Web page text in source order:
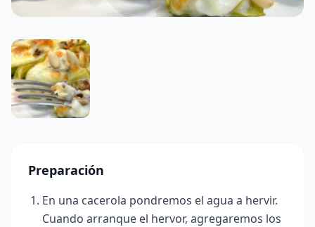
Preparación
En una cacerola pondremos el agua a hervir.
Cuando arranque el hervor, agregaremos los